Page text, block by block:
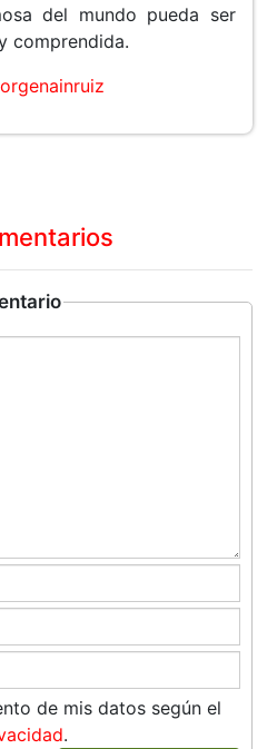
del mundo pueda ser
comprendida.
de mis datos según el
.